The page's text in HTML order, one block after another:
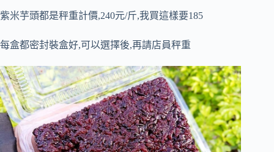
紫米芋頭都是秤重計價,240元/斤,我買這樣要185
每盒都密封裝盒好,可以選擇後,再請店員秤重